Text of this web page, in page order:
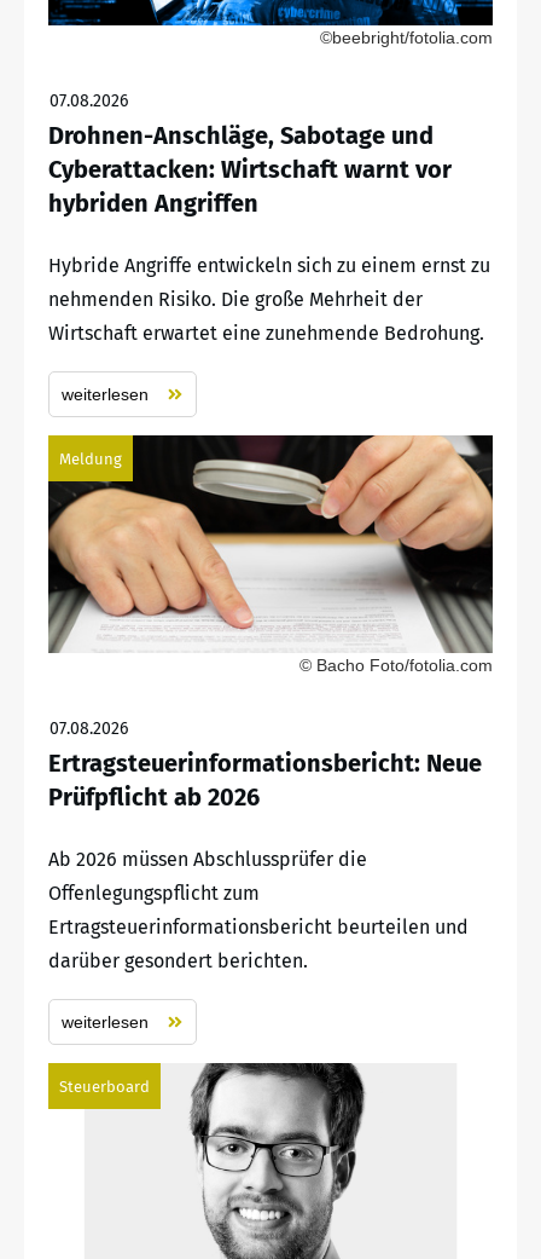
©beebright/fotolia.com
07.08.2026
Drohnen-Anschläge, Sabotage und
Cyberattacken: Wirtschaft warnt vor
hybriden Angriffen
Hybride Angriffe entwickeln sich zu einem ernst zu
nehmenden Risiko. Die große Mehrheit der
Wirtschaft erwartet eine zunehmende Bedrohung.
weiterlesen
Meldung
© Bacho Foto/fotolia.com
07.08.2026
Ertragsteuerinformationsbericht: Neue
Prüfpflicht ab 2026
Ab 2026 müssen Abschlussprüfer die
Offenlegungspflicht zum
Ertragsteuerinformationsbericht beurteilen und
darüber gesondert berichten.
weiterlesen
Steuerboard